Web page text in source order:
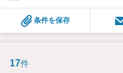
条件を保存
17件